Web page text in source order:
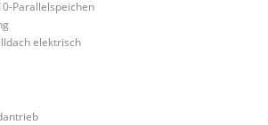
Parallelspeichen
elektrisch